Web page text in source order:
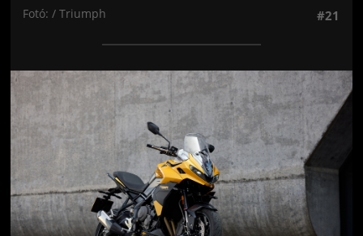
Fotó: / Triumph #21
Jön még kép!